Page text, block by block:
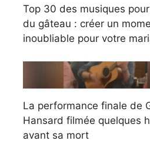
Top 30 des musiques pour
du gâteau : créer un
inoubliable pour votre
La performance finale de
Hansard filmée quelques
avant sa mort